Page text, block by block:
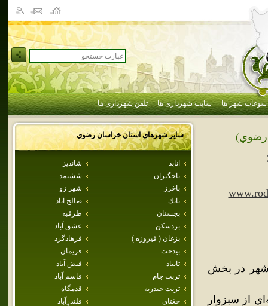
سوغات شهر ها سایت شهرداری ها تلفن شهرداری ها
سایر شهرهای استانخراسان رضوي
انابد
شانديز
باجگيران
ششتمد
باخرز
شهر زو
بايك
صالح آباد
بجستان
طرقبه
بردسكن
عشق آباد
بزغان ( فيروزه )
فرهادگرد
بيدخت
فريمان
تايباد
فيض آباد
تربت جام
قاسم آباد
تربت حيدريه
قدمگاه
جغتاي
قلندرِآباد
رضوي)
شهر در بخش
از سبزوار